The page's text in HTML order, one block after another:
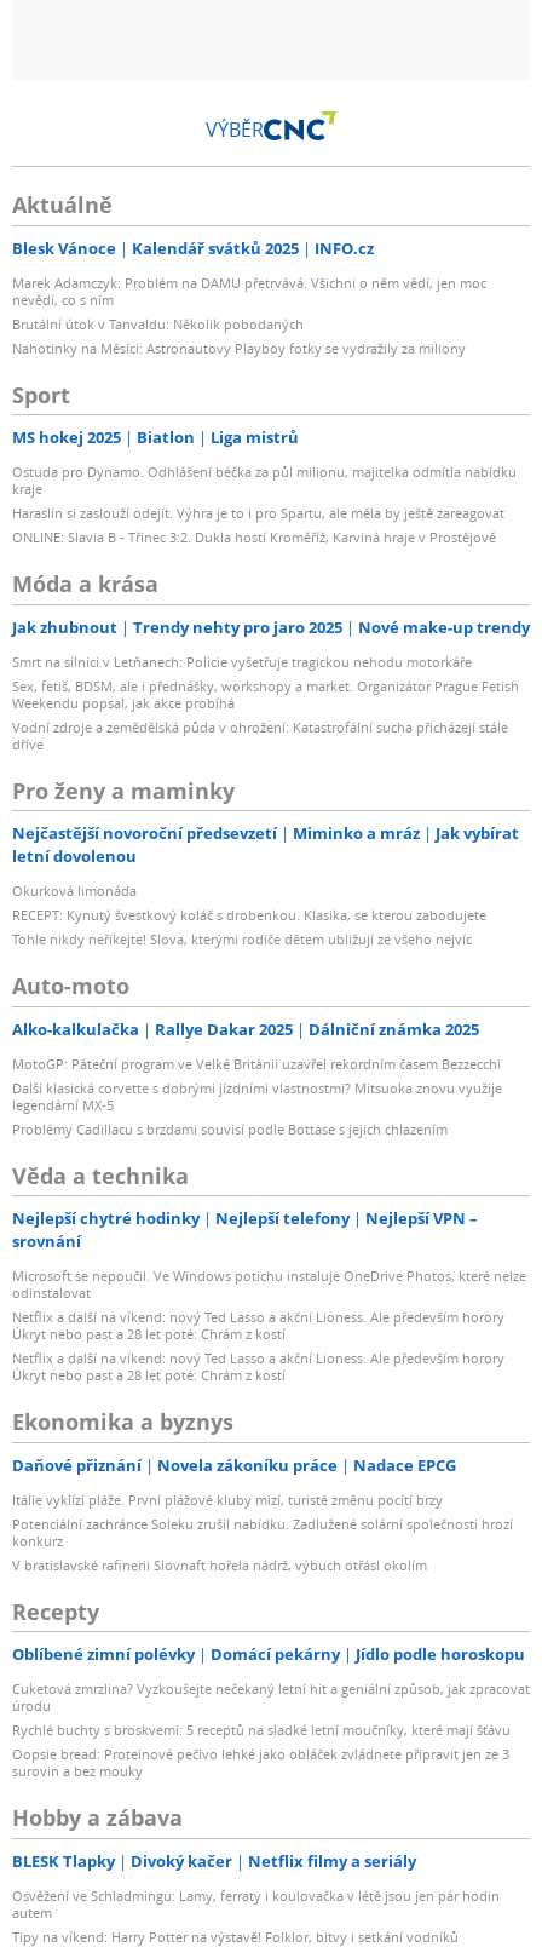
VÝBĚR
Aktuálně
Blesk Vánoce Kalendář svátků 2025 INFO.cz
Marek Adamczyk: Problém na DAMU přetrvává. Všichni o něm vědí, jen moc
nevědí, co s ním
Brutální útok v Tanvaldu: Několik pobodaných
Nahotinky na Měsíci: Astronautovy Playboy fotky se vydražily za miliony
Sport
MS hokej 2025 Biatlon Liga mistrů
Ostuda pro Dynamo. Odhlášení béčka za půl milionu, majitelka odmítla nabídku
kraje
Haraslín si zaslouží odejít. Výhra je to i pro Spartu, ale měla by ještě zareagovat
ONLINE: Slavia B - Třinec 3:2. Dukla hostí Kroměříž, Karviná hraje v Prostějově
Móda a krása
Jak zhubnout Trendy nehty pro jaro 2025 Nové make-up trendy
Smrt na silnici v Letňanech: Policie vyšetřuje tragickou nehodu motorkáře
Sex, fetiš, BDSM, ale i přednášky, workshopy a market. Organizátor Prague Fetish
Weekendu popsal, jak akce probíhá
Vodní zdroje a zemědělská půda v ohrožení: Katastrofální sucha přicházejí stále
dříve
Pro ženy a maminky
Nejčastější novoroční předsevzetí Miminko a mráz
Jak vybírat
letní dovolenou
Okurková limonáda
RECEPT: Kynutý švestkový koláč s drobenkou. Klasika, se kterou zabodujete
Tohle nikdy neříkejte! Slova, kterými rodiče dětem ubližují ze všeho nejvíc
Auto-moto
Alko-kalkulačka Rallye Dakar 2025 Dálniční známka 2025
MotoGP: Páteční program ve Velké Británii uzavřel rekordním časem Bezzecchi
Další klasická corvette s dobrými jízdními vlastnostmi? Mitsuoka znovu využije
legendární MX-5
Problémy Cadillacu s brzdami souvisí podle Bottase s jejich chlazením
Věda a technika
Nejlepší chytré hodinky Nejlepší telefony
Nejlepší VPN –
srovnání
Microsoft se nepoučil. Ve Windows potichu instaluje OneDrive Photos, které nelze
odinstalovat
Netflix a další na víkend: nový Ted Lasso a akční Lioness. Ale především horory
Úkryt nebo past a 28 let poté: Chrám z kostí
Netflix a další na víkend: nový Ted Lasso a akční Lioness. Ale především horory
Úkryt nebo past a 28 let poté: Chrám z kostí
Ekonomika a byznys
Daňové přiznání Novela zákoníku práce Nadace EPCG
Itálie vyklízí pláže. První plážové kluby mizí, turisté změnu pocítí brzy
Potenciální zachránce Soleku zrušil nabídku. Zadlužené solární společnosti hrozí
konkurz
V bratislavské rafinerii Slovnaft hořela nádrž, výbuch otřásl okolím
Recepty
Oblíbené zimní polévky Domácí pekárny Jídlo podle horoskopu
Cuketová zmrzlina? Vyzkoušejte nečekaný letní hit a geniální způsob, jak zpracovat
úrodu
Rychlé buchty s broskvemi: 5 receptů na sladké letní moučníky, které mají šťávu
Oopsie bread: Proteinové pečivo lehké jako obláček zvládnete připravit jen ze 3
surovin a bez mouky
Hobby a zábava
BLESK Tlapky Divoký kačer Netflix filmy a seriály
Osvěžení ve Schladmingu: Lamy, ferraty i koulovačka v létě jsou jen pár hodin
autem
Tipy na víkend: Harry Potter na výstavě! Folklor, bitvy i setkání vodníků